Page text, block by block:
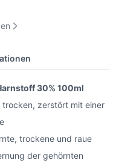
30% 100ml
zerstört mit einer
trockene und raue
der gehörnten